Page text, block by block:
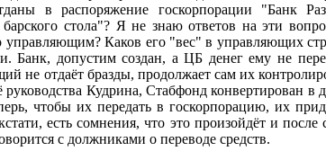
в распоряжение госкорпорации "Банк
стола"? Я не знаю ответов на эти
управляющим? Каков его "вес" в управляющих
Банк, допустим создан, а ЦБ денег ему не
не отдаёт бразды, продолжает сам их
Кудрина, Стабфонд конвертирован в
чтобы их передать в госкорпорацию, их
есть сомнения, что это произойдёт и
с должниками о переводе средств.